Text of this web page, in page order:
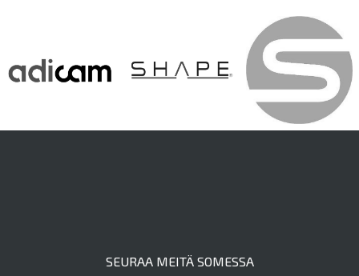
SEURAA MEITÄ SOMESSA